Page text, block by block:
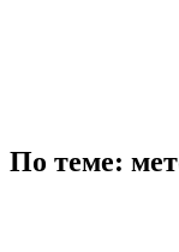
По теме: